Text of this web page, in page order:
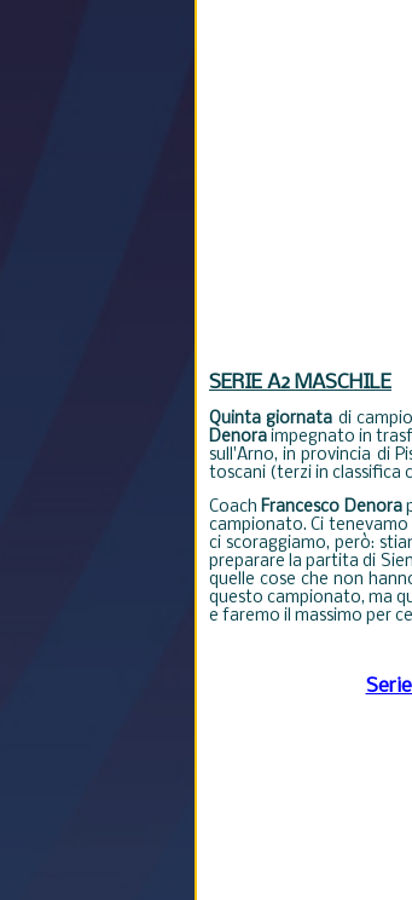
SERIE A2 MASCHILE
Quinta giornata di
Denora impegnato in
sull'Arno, in provincia di
toscani (terzi in
CoachFrancesco Denora
campionato. Ci
ci scoraggiamo, però:
preparare la partita di
quelle cose che non
questo campionato, ma
e faremo il massimo per